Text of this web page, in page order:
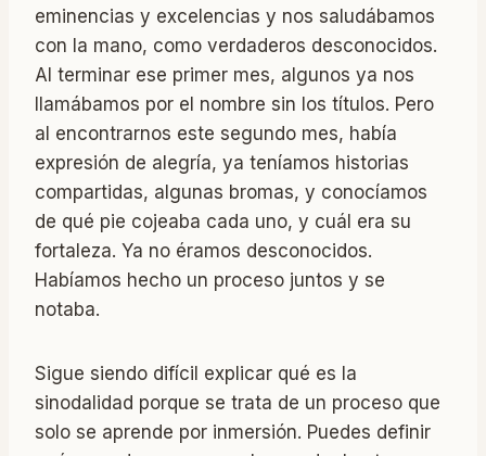
eminencias y excelencias y nos saludábamos
con la mano, como verdaderos desconocidos.
Al terminar ese primer mes, algunos ya nos
llamábamos por el nombre sin los títulos. Pero
al encontrarnos este segundo mes, había
expresión de alegría, ya teníamos historias
compartidas, algunas bromas, y conocíamos
de qué pie cojeaba cada uno, y cuál era su
fortaleza. Ya no éramos desconocidos.
Habíamos hecho un proceso juntos y se
notaba.
Sigue siendo difícil explicar qué es la
sinodalidad porque se trata de un proceso que
solo se aprende por inmersión. Puedes definir